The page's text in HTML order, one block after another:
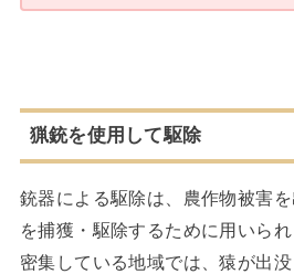
猟銃を使用して駆除
銃器による駆除は、農作物被害
を捕獲・駆除するために用いら
密集している地域では、猿が出